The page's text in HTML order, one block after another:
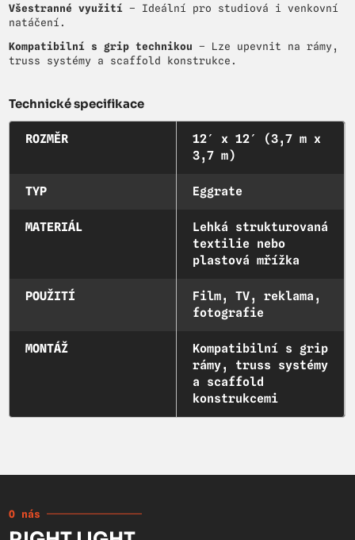
Všestranné využití – Ideální pro studiová i venkovní
natáčení.
Kompatibilní s grip technikou – Lze upevnit na rámy,
truss systémy a scaffold konstrukce.
Technické specifikace
ROZMĚR
12′ x 12′ (3,7 m x
3,7 m)
TYP Eggrate
MATERIÁL
Lehká strukturovaná
textilie nebo
plastová mřížka
POUŽITÍ
Film, TV, reklama,
fotografie
MONTÁŽ
Kompatibilní s grip
rámy, truss systémy
a scaffold
konstrukcemi
O nás